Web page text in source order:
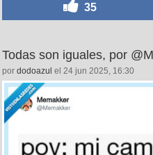
35
Todas son iguales, por
por dodoazul el 24 jun 2025, 16:30